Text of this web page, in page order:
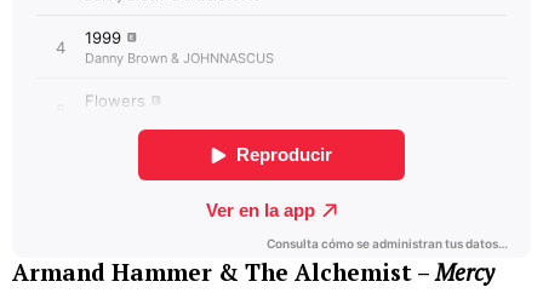
Armand Hammer & The Alchemist –Mercy